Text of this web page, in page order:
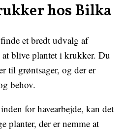
hos Bilka
et bredt udvalg af
blive plantet i krukker. Du
til grøntsager, og der er
behov.
for havearbejde, kan det
planter, der er nemme at